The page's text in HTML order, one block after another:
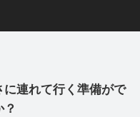
連れて行く準備がで